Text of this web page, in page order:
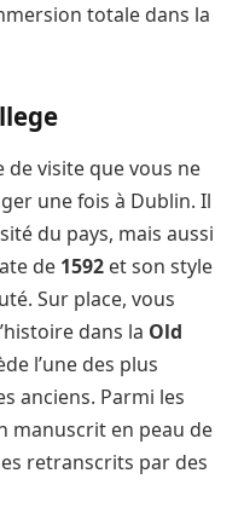
totale dans la
de visite que vous ne
une fois à Dublin. Il
du pays, mais aussi
de 1592 et son style
Sur place, vous
dans la Old
l’une des plus
anciens. Parmi les
manuscrit en peau de
retranscrits par des